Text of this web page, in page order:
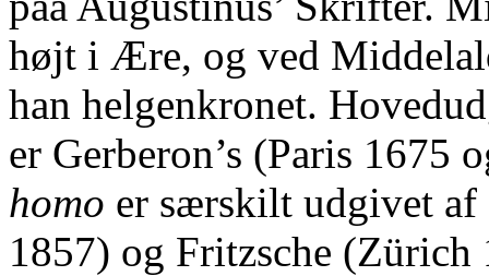
højt i Ære, og ved
han helgenkronet.
er Gerberon’s (Paris 1675
homo er særskilt udgivet
1857) og Fritzsche (Zürich